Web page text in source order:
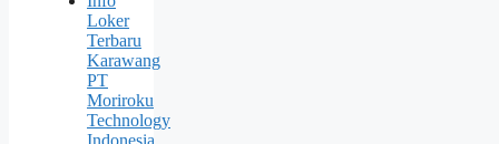
Loker
Terbaru
Karawang
PT
Moriroku
Technology
Indonesia